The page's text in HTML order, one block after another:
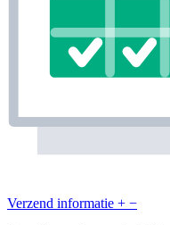
Verzend informatie + −